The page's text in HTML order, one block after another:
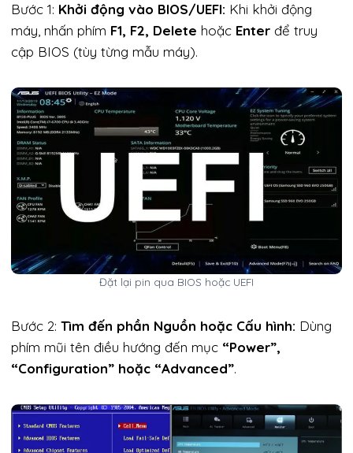
Bước 1: Khởi động vào BIOS/UEFI: Khi khởi động
máy, nhấn phím F1, F2, Delete hoặc Enter để truy
cập BIOS (tùy từng mẫu máy).
Đặt lại pin qua BIOS hoặc UEFI
Bước 2: Tìm đến phần Nguồn hoặc Cấu hình: Dùng
phím mũi tên điều hướng đến mục “Power”,
“Configuration” hoặc “Advanced”.